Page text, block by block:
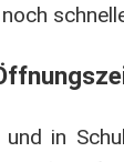
und in